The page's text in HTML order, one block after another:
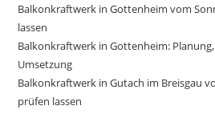
Balkonkraftwerk in Gottenheim vom
lassen
Balkonkraftwerk in Gottenheim:
Umsetzung
Balkonkraftwerk in Gutach im Breisgau
prüfen lassen